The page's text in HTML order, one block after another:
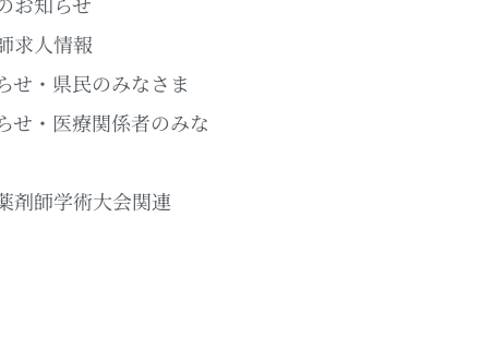
求人情報
せ・県民のみなさま
せ・医療関係者のみな
剤師学術大会関連